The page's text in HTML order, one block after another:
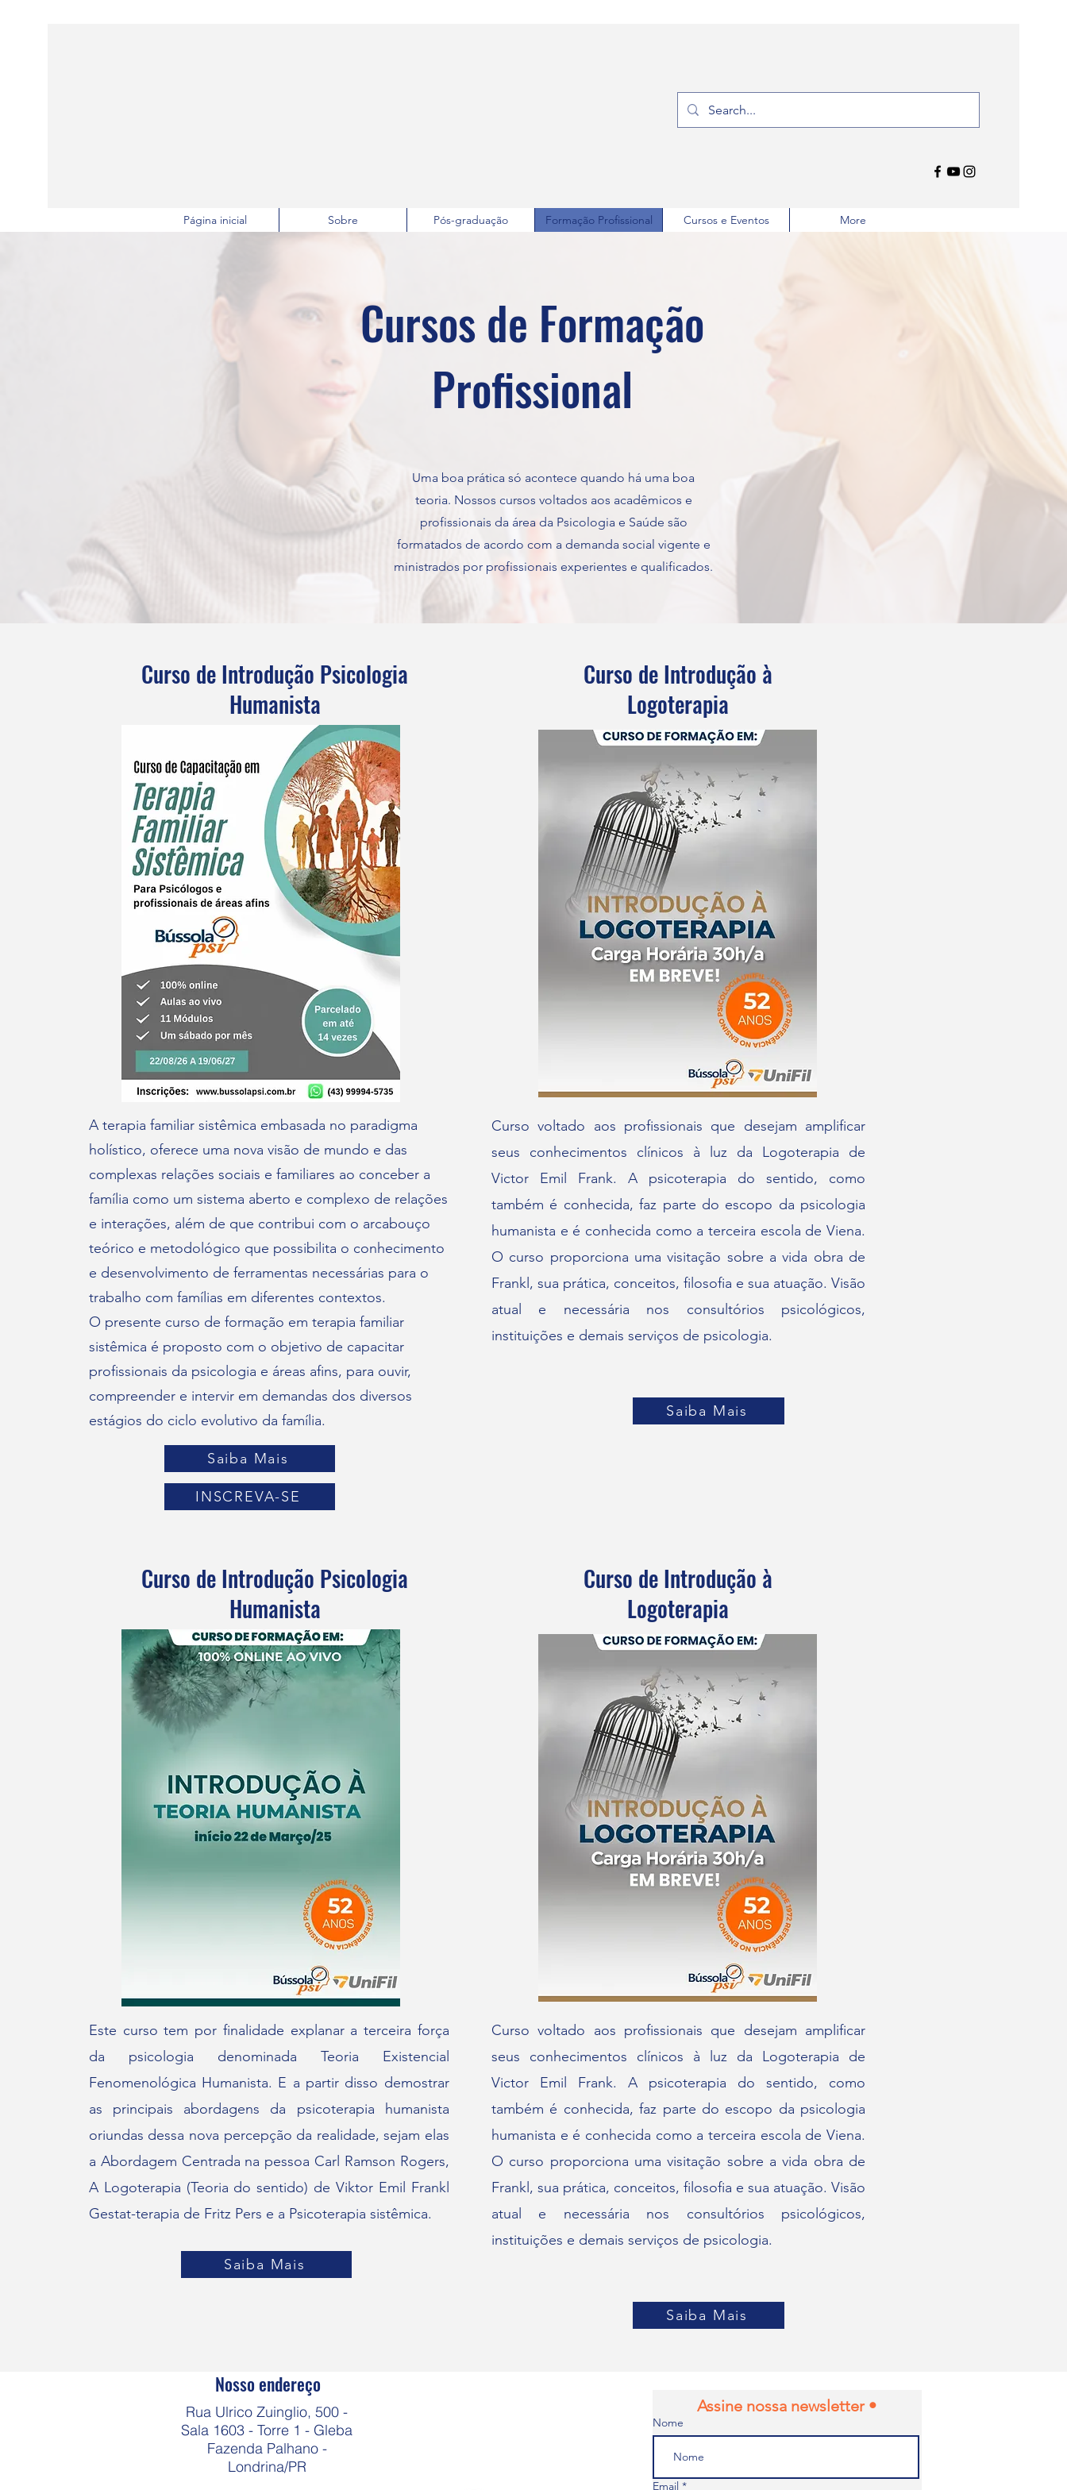
Página inicial Sobre Pós-graduação Formação Profissional Cursos e Eventos More
Cursos de Formação
Profissional
Uma boa prática só acontece quando há uma boa
teoria. Nossos cursos voltados aos acadêmicos e
profissionais da área da Psicologia e Saúde são
formatados de acordo com a demanda social vigente e
ministrados por profissionais experientes e qualificados.
Curso de Introdução Psicologia
Humanista
A terapia familiar sistêmica embasada no paradigma
holístico, oferece uma nova visão de mundo e das
complexas relações sociais e familiares ao conceber a
família como um sistema aberto e complexo de relações
e interações, além de que contribui com o arcabouço
teórico e metodológico que possibilita o conhecimento
e desenvolvimento de ferramentas necessárias para o
trabalho com famílias em diferentes contextos.
O presente curso de formação em terapia familiar
sistêmica é proposto com o objetivo de capacitar
profissionais da psicologia e áreas afins, para ouvir,
compreender e intervir em demandas dos diversos
estágios do ciclo evolutivo da família.
INSCREVA-SE
Saiba Mais
Curso de Introdução à
Logoterapia
Curso voltado aos profissionais que desejam amplificar
seus conhecimentos clínicos à luz da Logoterapia de
Victor Emil Frank. A psicoterapia do sentido, como
também é conhecida, faz parte do escopo da psicologia
humanista e é conhecida como a terceira escola de Viena.
O curso proporciona uma visitação sobre a vida obra de
Frankl, sua prática, conceitos, filosofia e sua atuação. Visão
atual e necessária nos consultórios psicológicos,
instituições e demais serviços de psicologia.
Saiba Mais
Curso de Introdução Psicologia
Humanista
Este curso tem por finalidade explanar a terceira força
da psicologia denominada Teoria Existencial
Fenomenológica Humanista. E a partir disso demostrar
as principais abordagens da psicoterapia humanista
oriundas dessa nova percepção da realidade, sejam elas
a Abordagem Centrada na pessoa Carl Ramson Rogers,
A Logoterapia (Teoria do sentido) de Viktor Emil Frankl
Gestat-terapia de Fritz Pers e a Psicoterapia sistêmica.
Saiba Mais
Curso de Introdução à
Logoterapia
Curso voltado aos profissionais que desejam amplificar
seus conhecimentos clínicos à luz da Logoterapia de
Victor Emil Frank. A psicoterapia do sentido, como
também é conhecida, faz parte do escopo da psicologia
humanista e é conhecida como a terceira escola de Viena.
O curso proporciona uma visitação sobre a vida obra de
Frankl, sua prática, conceitos, filosofia e sua atuação. Visão
atual e necessária nos consultórios psicológicos,
instituições e demais serviços de psicologia.
Saiba Mais
Nosso endereço
Rua Ulrico Zuinglio, 500 -
Sala 1603 - Torre 1 - Gleba
Fazenda Palhano -
Londrina/PR
Assine nossa newsletter •
Nome
Email